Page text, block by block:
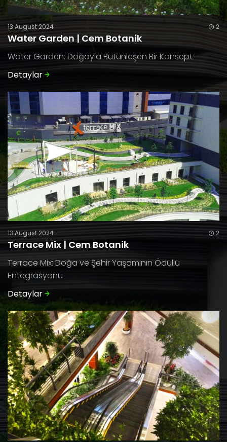
13 August 2024 2
Water Garden | Cem Botanik
Water Garden: Doğayla Bütünleşen Bir Konsept
Detaylar
13 August 2024 2
Terrace Mix | Cem Botanik
Terrace Mix: Doğa ve Şehir Yaşamının Ödüllü
Entegrasyonu
Detaylar